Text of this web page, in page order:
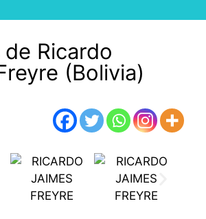
Ricardo
(Bolivia)